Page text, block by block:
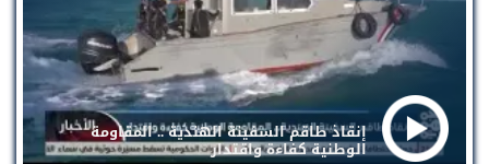
إنقاذ طاقم السفينة الهندية .. المقاومة
الوطنية كفاءة واقتدار